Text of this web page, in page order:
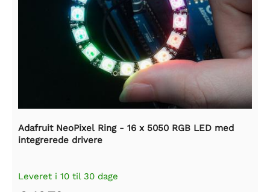
Adafruit NeoPixel Ring - 16 x 5050 RGB LED med
integrerede drivere
Leveret i 10 til 30 dage